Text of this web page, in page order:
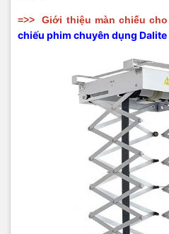
=>> Giới thiệu màn chiếu
chiếu phim chuyên dụng Dalite